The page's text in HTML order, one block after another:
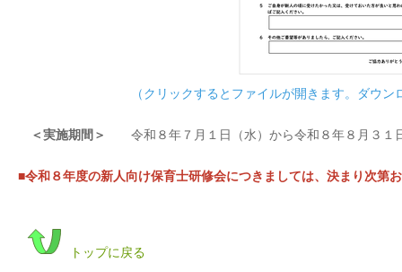
（クリックするとファイルが開きます。ダウ
＜実施期間＞ 令和８年７月１日（水）から令和８年８月３１
■令和８年度の新人向け保育士研修会につきましては、決まり次第
トップに戻る